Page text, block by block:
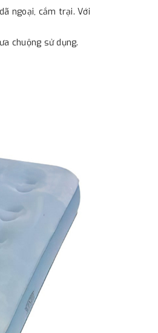
ngoại, cắm trại. Với
chuộng sử dụng.